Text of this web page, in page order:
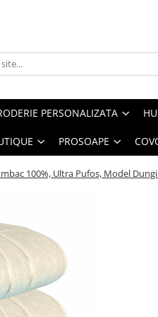
PERSONALIZATA
PROSOAPE
100%, Ultra Pufos, Model